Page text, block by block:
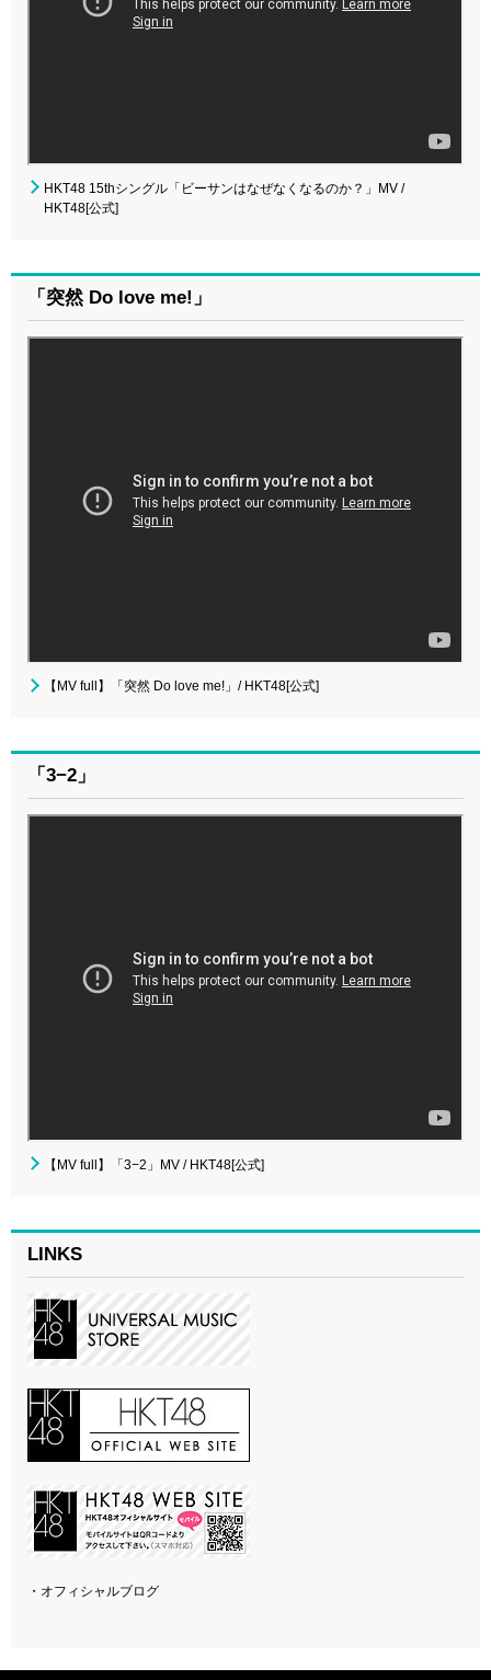
HKT48 15thシングル「ビーサンはなぜなくなるのか？」MV /
HKT48[公式]
「突然 Do love me!」
【MV full】「突然 Do love me!」/ HKT48[公式]
「3−2」
【MV full】「3−2」MV / HKT48[公式]
LINKS
・オフィシャルブログ